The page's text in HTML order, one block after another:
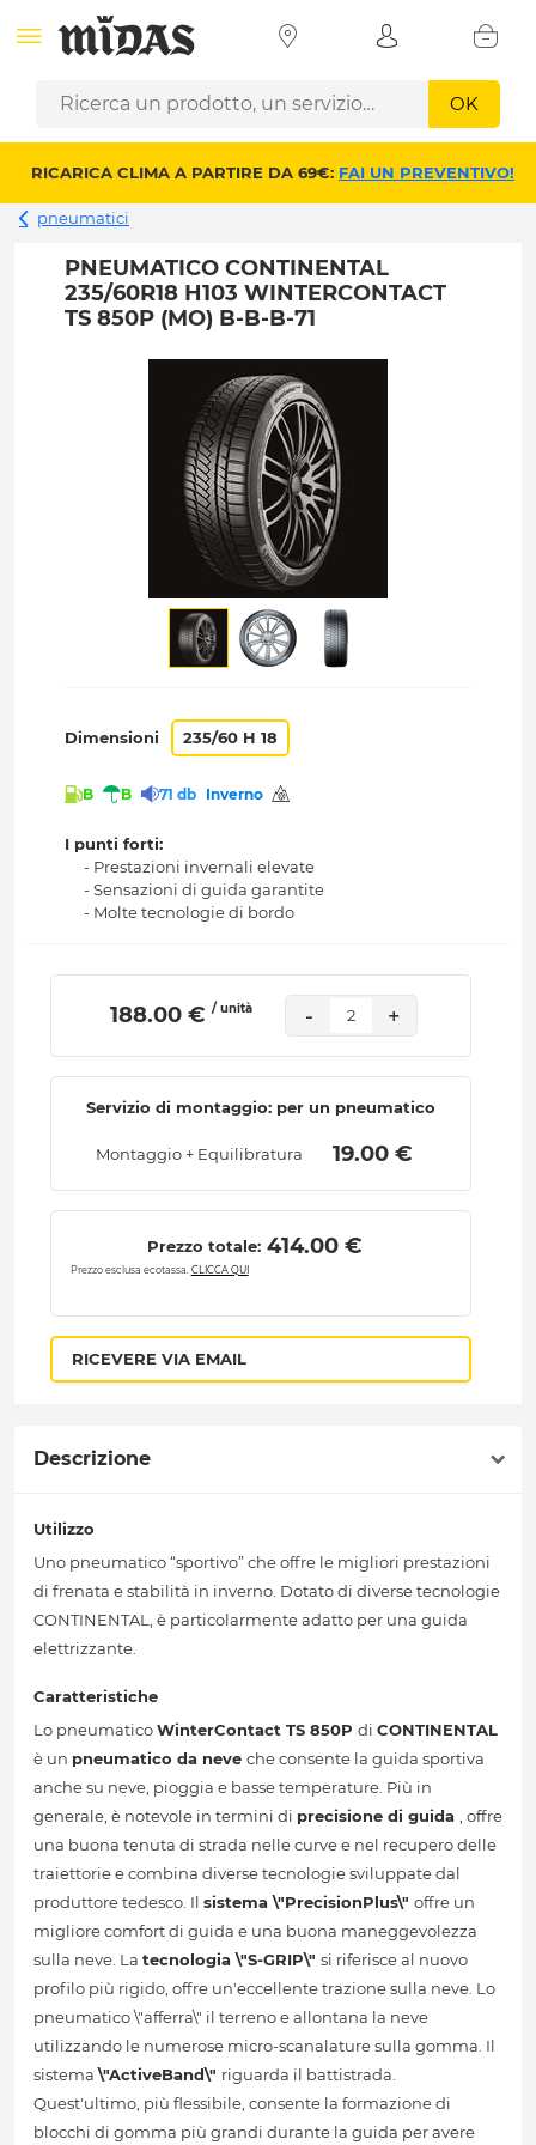
OK
RICARICA CLIMA A PARTIRE DA 69€: FAI UN PREVENTIVO!
pneumatici
PNEUMATICO CONTINENTAL
235/60R18 H103 WINTERCONTACT
TS 850P (MO) B-B-B-71
Dimensioni 235/60 H 18
B B 71 db Inverno
I punti forti:
- Prestazioni invernali elevate
- Sensazioni di guida garantite
- Molte tecnologie di bordo
188.00 € / unità - 2 +
Servizio di montaggio: per un pneumatico
Montaggio + Equilibratura 19.00 €
Prezzo totale: 414.00 €
Prezzo esclusa ecotassa. CLICCA QUI
RICEVERE VIA EMAIL
Descrizione
Utilizzo
Uno pneumatico “sportivo” che offre le migliori prestazioni
di frenata e stabilità in inverno. Dotato di diverse tecnologie
CONTINENTAL, è particolarmente adatto per una guida
elettrizzante.
Caratteristiche
Lo pneumaticoWinterContact TS 850P di CONTINENTAL
è un pneumatico da neve che consente la guida sportiva
anche su neve, pioggia e basse temperature. Più in
generale, è notevole in termini di precisione di guida , offre
una buona tenuta di strada nelle curve e nel recupero delle
traiettorie e combina diverse tecnologie sviluppate dal
produttore tedesco. Il sistema \"PrecisionPlus\" offre un
migliore comfort di guida e una buona maneggevolezza
sulla neve. La tecnologia \"S-GRIP\" si riferisce al nuovo
profilo più rigido, offre un'eccellente trazione sulla neve. Lo
pneumatico \"afferra\" il terreno e allontana la neve
utilizzando le numerose micro-scanalature sulla gomma. Il
sistema\"ActiveBand\" riguarda il battistrada.
Quest'ultimo, più flessibile, consente la formazione di
blocchi di gomma più grandi durante la guida per avere